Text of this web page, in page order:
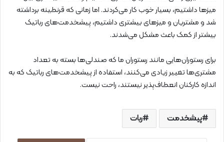
میزها داشتیم، بسیار خوب کار می‌کردند. اما زمانی که قرنطینه برداشته
شد و مشتریان و میزهای بیشتری داشتیم، پیشخدمت‌های رباتیک
بیشتر از کمک باعث مشکل می‌شدند.
برای رستوران‌هایی مانند رستوران ما که صندلی‌ها بسته به تعداد
مشتری‌ها تغییر زیادی می‌کنند، استفاده از پیشخدمت‌های رباتیک که به
اندازه کارکنان انعطاف‌پذیر نیستند، راحت نیست.
پیشخدمت ربات